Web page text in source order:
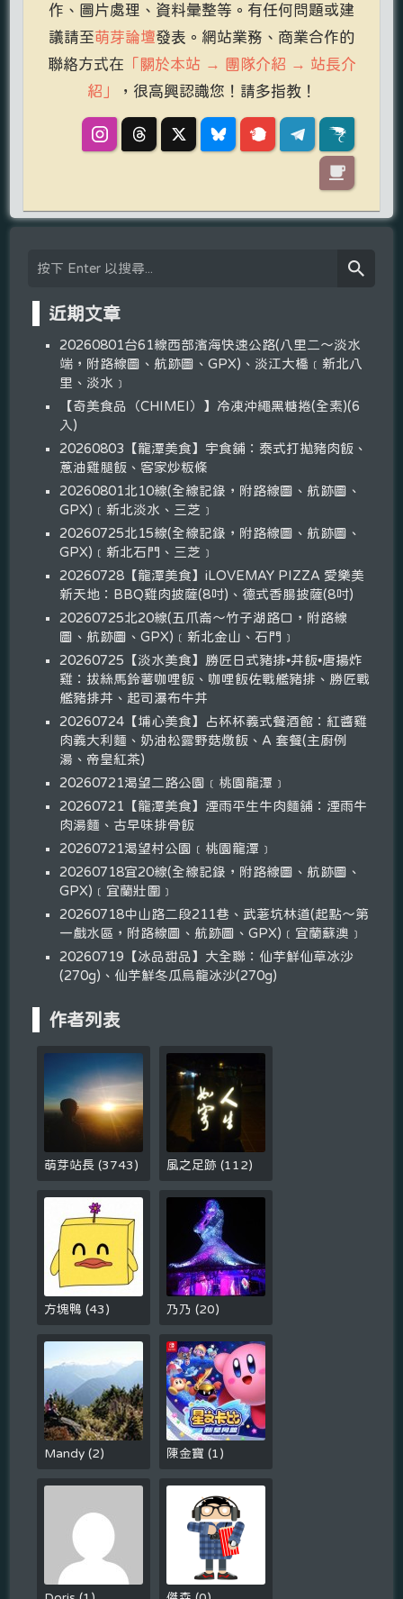
作、圖片處理、資料彙整等。有任何問題或建
議請至萌芽論壇發表。網站業務、商業合作的
聯絡方式在 「關於本站 → 團隊介紹 → 站長介
紹」
，很高興認識您！請多指教！
近期文章
20260801台61線西部濱海快速公路(八里二～淡水
端，附路線圖、航跡圖、GPX)、淡江大橋﹝新北八
里、淡水﹞
【奇美食品（CHIMEI）】冷凍沖繩黑糖捲(全素)(6
入)
20260803【龍潭美食】宇食舖：泰式打拋豬肉飯、
蔥油雞腿飯、客家炒粄條
20260801北10線(全線記錄，附路線圖、航跡圖、
GPX)﹝新北淡水、三芝﹞
20260725北15線(全線記錄，附路線圖、航跡圖、
GPX)﹝新北石門、三芝﹞
20260728【龍潭美食】iLOVEMAY PIZZA 愛樂美
新天地：BBQ雞肉披薩(8吋)、德式香腸披薩(8吋)
20260725北20線(五爪崙～竹子湖路口，附路線
圖、航跡圖、GPX)﹝新北金山、石門﹞
20260725【淡水美食】勝匠日式豬排•丼飯•唐揚炸
雞：拔絲馬鈴薯咖哩飯、咖哩飯佐戰艦豬排、勝匠戰
艦豬排丼、起司瀑布牛丼
20260724【埔心美食】占杯杯義式餐酒館：紅醬雞
肉義大利麵、奶油松露野菇燉飯、A 套餐(主廚例
湯、帝皇紅茶)
20260721渴望二路公園﹝桃園龍潭﹞
20260721【龍潭美食】湮雨平生牛肉麵舖：湮雨牛
肉湯麵、古早味排骨飯
20260721渴望村公園﹝桃園龍潭﹞
20260718宜20線(全線記錄，附路線圖、航跡圖、
GPX)﹝宜蘭壯圍﹞
20260718中山路二段211巷、武荖坑林道(起點～第
一戲水區，附路線圖、航跡圖、GPX)﹝宜蘭蘇澳﹞
20260719【冰品甜品】大全聯：仙芋鮮仙草冰沙
(270g)、仙芋鮮冬瓜烏龍冰沙(270g)
作者列表
萌芽站長(3743 ) 風之足跡(112)
方塊鴨(43 ) 乃乃(20)
Mandy(2) 陳金寶(1 )